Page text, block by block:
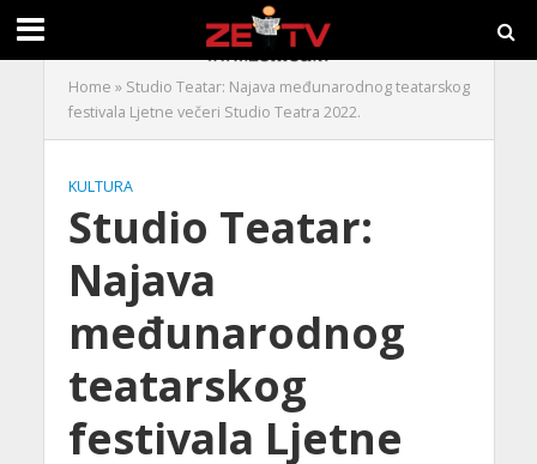
Home » Studio Teatar: Najava međunarodnog teatarskog
festivala Ljetne večeri Studio Teatra 2022.
KULTURA
Studio Teatar:
Najava
međunarodnog
teatarskog
festivala Ljetne